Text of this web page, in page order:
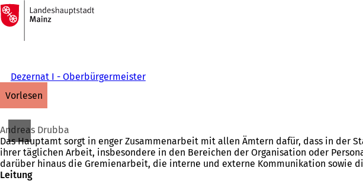
Inhalt anspringen
Zur
Startseite
Dezernat I - Oberbürgermeister
vorlesen
Andreas Drubba
Das Hauptamt sorgt in enger Zusammenarbeit mit allen Ämtern dafür, dass in der
ihrer täglichen Arbeit, insbesondere in den Bereichen der Organisation oder
darüber hinaus die Gremienarbeit, die interne und externe Kommunikation sowie
Leitung